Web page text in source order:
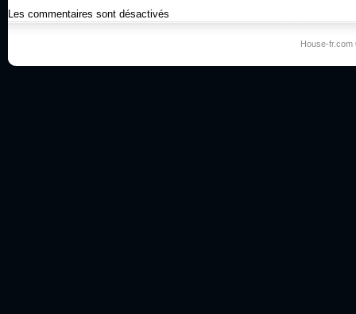
Les commentaires sont désactivés
House-